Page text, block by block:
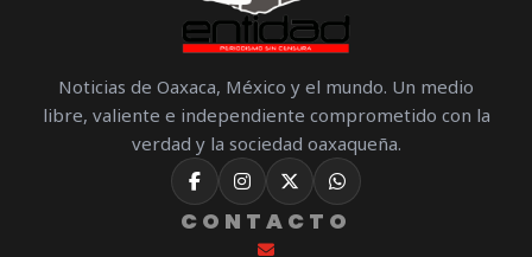
Noticias de Oaxaca, México y el mundo. Un medio
libre, valiente e independiente comprometido con la
verdad y la sociedad oaxaqueña.
CONTACTO